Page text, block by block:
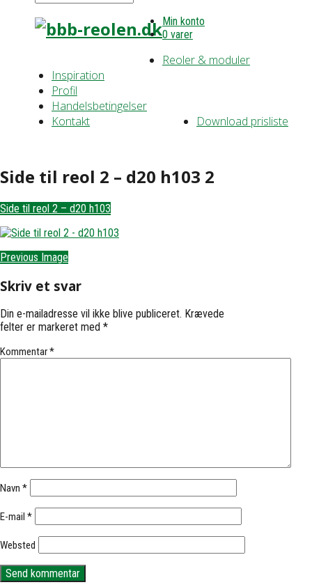
Min konto
0 varer
Reoler & moduler
Inspiration
Profil
Handelsbetingelser
Download prisliste
Kontakt
Side til reol 2 – d20 h103 2
Side til reol 2 – d20 h103
Previous Image
Skriv et svar
Din e-mailadresse vil ikke blive publiceret. Krævede
felter er markeret med *
Kommentar*
Navn *
E-mail *
Websted